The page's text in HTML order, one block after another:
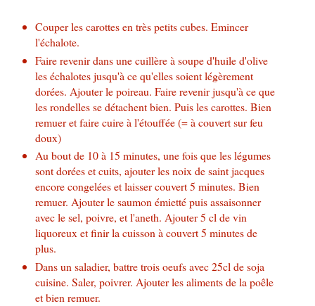
Couper les carottes en très petits cubes. Emincer
l'échalote.
Faire revenir dans une cuillère à soupe d'huile d'olive
les échalotes jusqu'à ce qu'elles soient légèrement
dorées. Ajouter le poireau. Faire revenir jusqu'à ce que
les rondelles se détachent bien. Puis les carottes. Bien
remuer et faire cuire à l'étouffée (= à couvert sur feu
doux)
Au bout de 10 à 15 minutes, une fois que les légumes
sont dorées et cuits, ajouter les noix de saint jacques
encore congelées et laisser couvert 5 minutes. Bien
remuer. Ajouter le saumon émietté puis assaisonner
avec le sel, poivre, et l'aneth. Ajouter 5 cl de vin
liquoreux et finir la cuisson à couvert 5 minutes de
plus.
Dans un saladier, battre trois oeufs avec 25cl de soja
cuisine. Saler, poivrer. Ajouter les aliments de la poêle
et bien remuer.